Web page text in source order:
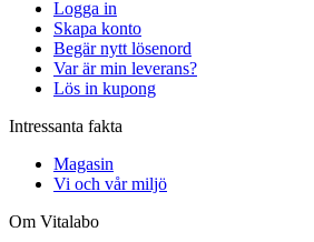
Logga in
Skapa konto
Begär nytt lösenord
Var är min leverans?
Lös in kupong
Intressanta fakta
Magasin
Vi och vår miljö
Om Vitalabo